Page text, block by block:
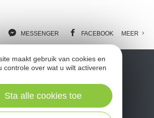
MESSENGER FACEBOOK MEER
maakt gebruik van cookies en
controle over wat u wilt activeren
Sta alle cookies toe